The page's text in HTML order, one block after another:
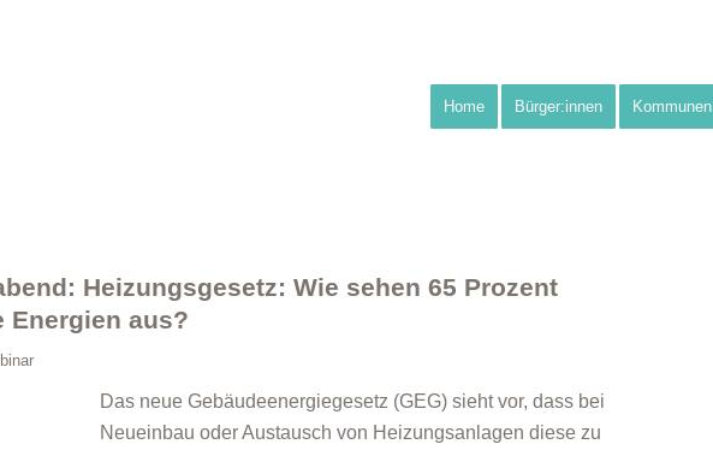
Home Bürger:innen Kommunen
Heizungsgesetz: Wie sehen 65 Prozent
Energien aus?
Das neue Gebäudeenergiegesetz (GEG) sieht vor, dass bei
Neueinbau oder Austausch von Heizungsanlagen diese zu